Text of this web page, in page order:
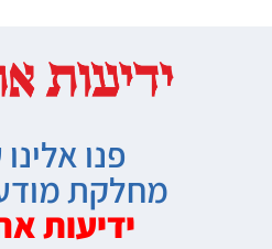
פנו
מחלקת
ידיעות